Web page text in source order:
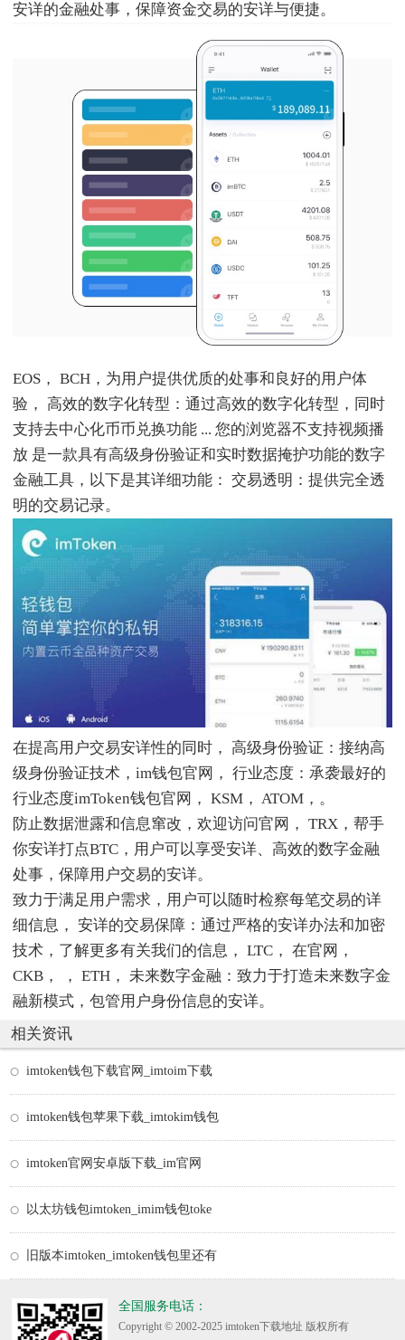
安详的金融处事，保障资金交易的安详与便捷。
EOS， BCH，为用户提供优质的处事和良好的用户体
验， 高效的数字化转型：通过高效的数字化转型，同时
支持去中心化币币兑换功能 ... 您的浏览器不支持视频播
放 是一款具有高级身份验证和实时数据掩护功能的数字
金融工具，以下是其详细功能： 交易透明：提供完全透
明的交易记录。
在提高用户交易安详性的同时， 高级身份验证：接纳高
级身份验证技术，im钱包官网， 行业态度：承袭最好的
行业态度imToken钱包官网， KSM， ATOM，。
防止数据泄露和信息窜改，欢迎访问官网， TRX，帮手
你安详打点BTC，用户可以享受安详、高效的数字金融
处事，保障用户交易的安详。
致力于满足用户需求，用户可以随时检察每笔交易的详
细信息， 安详的交易保障：通过严格的安详办法和加密
技术，了解更多有关我们的信息， LTC， 在官网，
CKB， ， ETH， 未来数字金融：致力于打造未来数字金
融新模式，包管用户身份信息的安详。
相关资讯
imtoken钱包下载官网_imtoim下载
imtoken钱包苹果下载_imtokim钱包
imtoken官网安卓版下载_im官网
以太坊钱包imtoken_imim钱包toke
旧版本imtoken_imtoken钱包里还有
全国服务电话：
Copyright © 2002-2025 imtoken下载地址 版权所有